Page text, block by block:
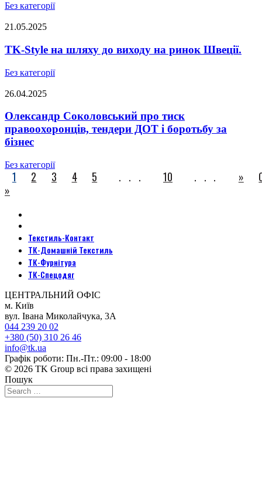
Без категорії
21.05.2025
TK-Style на шляху до виходу на ринок Швеції.
Без категорії
26.04.2025
Олександр Соколовський про тиск
правоохоронців, тендери ДОТ і боротьбу за
бізнес
Без категорії
1 2 3 4 5 ... 10 ... »
»
Текстиль-Контакт
ТК-Домашній Текстиль
ТК-Фурнітура
ТК-Спецодяг
ЦЕНТРАЛЬНИЙ ОФІС
м. Київ
вул. Івана Миколайчука, 3А
044 239 20 02
+380 (50) 310 26 46
info@tk.ua
Графік роботи: Пн.-Пт.: 09:00 - 18:00
© 2026 TK Group всі права захищені
Пошук